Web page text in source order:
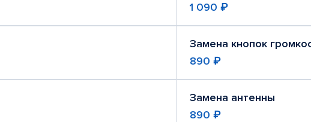
1 090 ₽
Замена кнопок
890 ₽
Замена антенны
890 ₽